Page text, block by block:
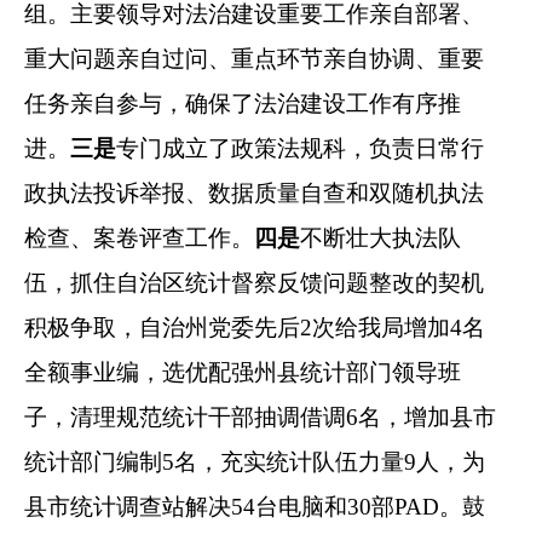
组。 主要领导对法治建设重要工作亲自部署、
重大问题亲自过问、重点环节亲自协调、重要
任务亲自参与，确保了法治建设工作有序推
进。 三是专门成立了政策法规科 ， 负责日常行
政执法投诉举报、数据质量自查和双随机执法
检查、案卷评查工作。
四是不断壮大执法队
伍，抓住自治区统计督察反馈问题整改的契机
积极争取， 自治州党委先后2次给我局增加4名
全额事业编， 选优配强州县统计部门领导班
子，清理规范统计干部抽调借调6名，增加县市
统计部门编制 5名，充实统计队伍力量9 人，为
县市统计调查站解决54台电脑和30部PAD。 鼓